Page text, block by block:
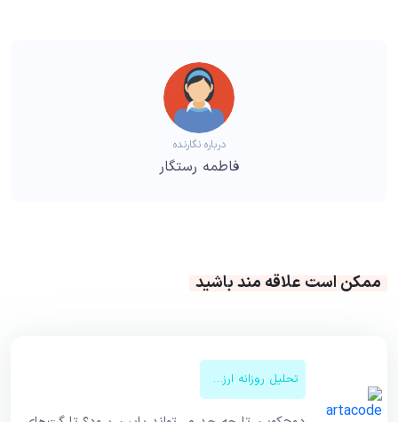
درباره نگارنده
فاطمه رستگار
ممکن است علاقه مند باشید
تحلیل روزانه ارزهای دیجیتال